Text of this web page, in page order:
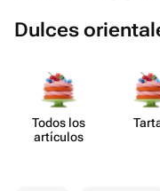
Dulces
Todos los
artículos